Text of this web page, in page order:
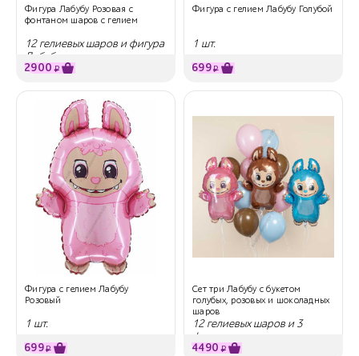
Фигура Лабубу Розовая с
фонтаном шаров с гелием
12 гелиевых шаров и фигура
Лабубу
2900 ₽
Фигура с гелием Лабубу Голубой
1 шт.
699₽
Фигура с гелием Лабубу
Розовый
1 шт.
699₽
Сет три Лабубу с букетом
голубых, розовых и шоколадных
шаров
12 гелиевых шаров и 3
фигуры
4490 ₽